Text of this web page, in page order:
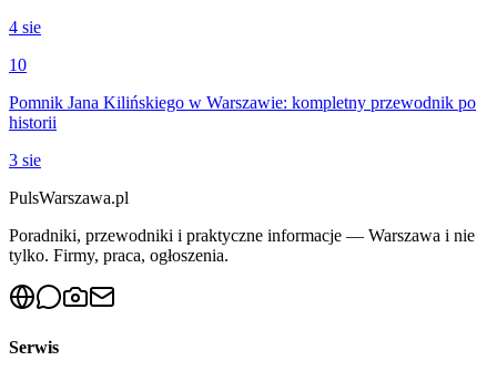
4 sie
10
Pomnik Jana Kilińskiego w Warszawie: kompletny przewodnik po
historii
3 sie
PulsWarszawa.pl
Poradniki, przewodniki i praktyczne informacje — Warszawa i nie
tylko. Firmy, praca, ogłoszenia.
Serwis